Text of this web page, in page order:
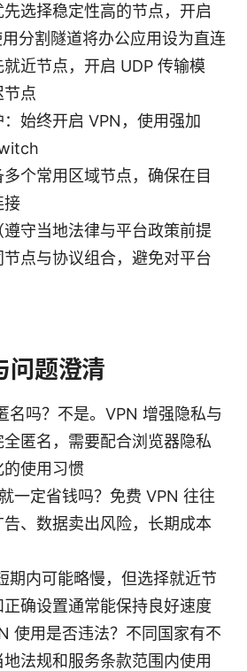
选择稳定性高的节点，开启
分割隧道将办公应用设为直连
近节点，开启 UDP 传输模
节点
始终开启 VPN，使用强加
个常用区域节点，确保在目
接
守当地法律与平台政策前提
点与协议组合，避免对平台
问题澄清
名吗？不是。VPN 增强隐私与
匿名，需要配合浏览器隐私
使用习惯
一定省钱吗？免费 VPN 往往
、数据卖出风险，长期成本
期内可能略慢，但选择就近节
确设置通常能保持良好速度
使用是否违法？不同国家有不
法规和服务条款范围内使用